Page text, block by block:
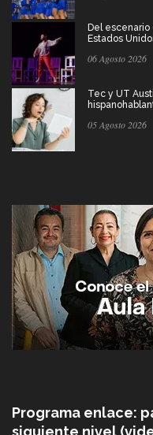
Del
Estados
06 Agosto 2026
Tec y UT
05 Agosto 2026
Programa enlace: